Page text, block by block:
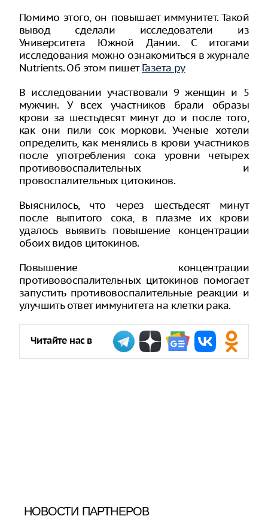
Помимо этого, он повышает иммунитет. Такой
вывод сделали исследователи из
Университета Южной Дании. С итогами
исследования можно ознакомиться в журнале
Nutrients. Об этом пишетГазета ру
В исследовании участвовали 9 женщин и 5
мужчин. У всех участников брали образы
крови за шестьдесят минут до и после того,
как они пили сок моркови. Ученые хотели
определить, как менялись в крови участников
после употребления сока уровни четырех
противовоспалительных и
провоспалительных цитокинов.
Выяснилось, что через шестьдесят минут
после выпитого сока, в плазме их крови
удалось выявить повышение концентрации
обоих видов цитокинов.
Повышение концентрации
противовоспалительных цитокинов помогает
запустить противовоспалительные реакции и
улучшить ответ иммунитета на клетки рака.
Читайте нас в